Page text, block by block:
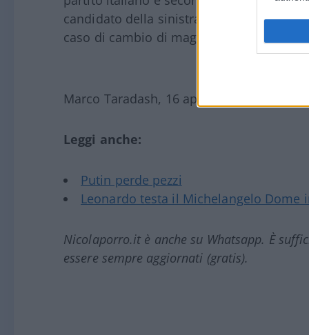
candidato della sinistra alle future
caso di cambio di maggioranza?
Marco Taradash, 16 aprile 2026
Leggi anche:
Putin perde pezzi
Leonardo testa il Michelangelo Dome
Nicolaporro.it è anche su Whatsapp. È
essere sempre aggiornati (gratis).